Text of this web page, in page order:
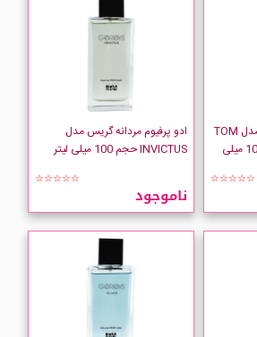
ادو پرفیوم مردانه گریس مدل TOM
FORD ORCHID حجم 100 میلی
☆☆☆☆☆
ادو پرفیوم مردانه گریس مدل
INVICTUS حجم 100 میلی لیتر
☆☆☆☆☆
ناموجود